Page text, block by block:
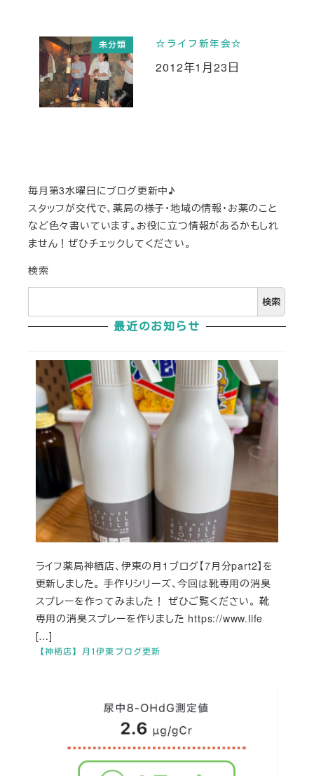
未分類 ☆ライフ新年会☆
投稿日
2012年1月23日
毎月第3水曜日にブログ更新中♪
スタッフが交代で、薬局の様子・地域の情報・お薬のこと
など色々書いています。お役に立つ情報があるかもしれ
ません！ぜひチェックしてください。
検索
検索
最近のお知らせ
【神栖店】月1伊東ブログ更新
ライフ薬局神栖店、伊東の月1ブログ【7月分part2】を
更新しました。 手作りシリーズ、今回は靴専用の消臭
スプレーを作ってみました！ ぜひご覧ください。 靴
専用の消臭スプレーを作りました https://www.life
[…]